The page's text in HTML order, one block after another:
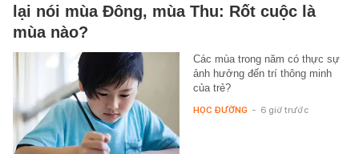
lại nói mùa Đông, mùa Thu: Rốt cuộc là
mùa nào?
Các mùa trong năm có thực sự
ảnh hưởng đến trí thông minh
của trẻ?
HỌC ĐƯỜNG - 6 giờ trước